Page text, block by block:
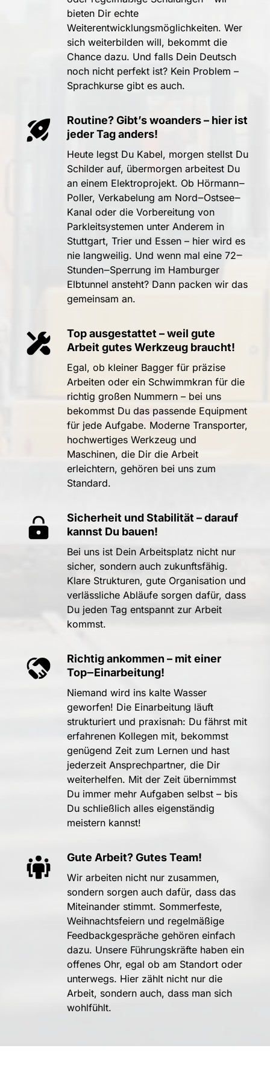
bieten Dir
echte
Weiterentwicklungsmöglichkeiten.
Wer
sich weiterbilden will, bekommt
die
Chance dazu. Und falls Dein
Deutsch
noch nicht perfekt ist? Kein Problem
–
Sprachkurse gibt es auch.
Routine? Gibt’s woanders – hier
ist
jeder Tag anders!
Heute legst Du Kabel, morgen stellst
Du
Schilder auf, übermorgen arbeitest
Du
an einem Elektroprojekt. Ob Hörmann‒
Poller, Verkabelung am Nord‒Ostsee‒
Kanal oder die Vorbereitung
von
Parkleitsystemen unter Anderem
in
Stuttgart, Trier und Essen – hier wird
es
nie langweilig. Und wenn mal eine 72‒
Stunden‒Sperrung im
Hamburger
Elbtunnel ansteht? Dann packen wir
das
gemeinsam an.
Top ausgestattet – weil
Arbeit gutes Werkzeug braucht!
Egal, ob kleiner Bagger für
präzise
Arbeiten oder ein Schwimmkran für
die
richtig großen Nummern – bei
uns
bekommst Du das passende
Equipment
für jede Aufgabe. Moderne
hochwertiges Werkzeug
Maschinen, die Dir die
Arbeit
erleichtern, gehören bei uns
Standard.
Sicherheit und Stabilität –
darauf
kannst Du bauen!
Bei uns ist Dein Arbeitsplatz nicht
nur
sicher, sondern auch
Klare Strukturen, gute Organisation
verlässliche Abläufe sorgen dafür,
dass
Du jeden Tag entspannt zur
Arbeit
kommst.
Richtig ankommen – mit
einer
Top‒Einarbeitung!
Niemand wird ins kalte
Wasser
geworfen! Die Einarbeitung
läuft
strukturiert und praxisnah: Du fährst
mit
erfahrenen Kollegen mit,
bekommst
genügend Zeit zum Lernen und
hast
jederzeit Ansprechpartner, die
Dir
weiterhelfen. Mit der Zeit
übernimmst
Du immer mehr Aufgaben selbst –
bis
Du schließlich alles
meistern kannst!
Gute Arbeit? Gutes Team!
Wir arbeiten nicht nur
sondern sorgen auch dafür, dass
das
Miteinander stimmt.
Weihnachtsfeiern und
regelmäßige
Feedbackgespräche gehören
einfach
dazu. Unsere Führungskräfte haben
ein
offenes Ohr, egal ob am Standort
oder
unterwegs. Hier zählt nicht nur
die
Arbeit, sondern auch, dass man
sich
wohlfühlt.